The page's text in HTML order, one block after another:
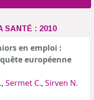
SANTÉ : 2010
en emploi :
européenne
, Sermet C., Sirven N.